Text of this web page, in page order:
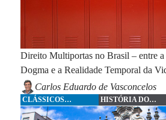
Direito Multiportas no Brasil – entre
Dogma e a Realidade Temporal da
Carlos Eduardo de Vasconcelos
CLÁSSICOS
FORENSE
HISTÓRIA DO
DIREITO